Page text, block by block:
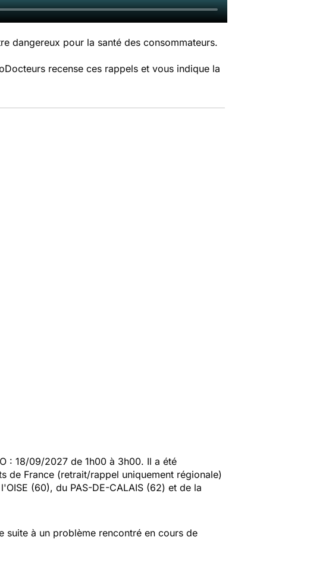
dangereux pour la santé des consommateurs.
recense ces rappels et vous indique la
: 18/09/2027 de 1h00 à 3h00. Il a été
de France (retrait/rappel uniquement régionale)
(60), du PAS-DE-CALAIS (62) et de la
à un problème rencontré en cours de